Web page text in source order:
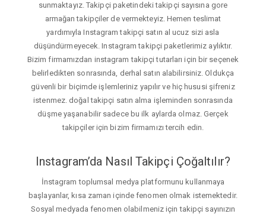
sunmaktayız. Takipçi paketindeki takipçi sayısına gore
armağan takipçiler de vermekteyiz. Hemen teslimat
yardımıyla Instagram takipçi satın al ucuz sizi asla
düşündürmeyecek. Instagram takipçi paketlerimiz aylıktır.
Bizim firmamızdan instagram takipçi tutarları için bir seçenek
belirledikten sonrasında, derhal satın alabilirsiniz. Oldukça
güvenli bir biçimde işlemleriniz yapılır ve hiç hususi şifreniz
istenmez. doğal takipçi satın alma işleminden sonrasında
düşme yaşanabilir sadece bu ilk aylarda olmaz. Gerçek
takipçiler için bizim firmamızı tercih edin.
Instagram’da Nasıl Takipçi Çoğaltılır?
İnstagram toplumsal medya platformunu kullanmaya
başlayanlar, kısa zaman içinde fenomen olmak istemektedir.
Sosyal medyada fenomen olabilmeniz için takipçi sayınızın